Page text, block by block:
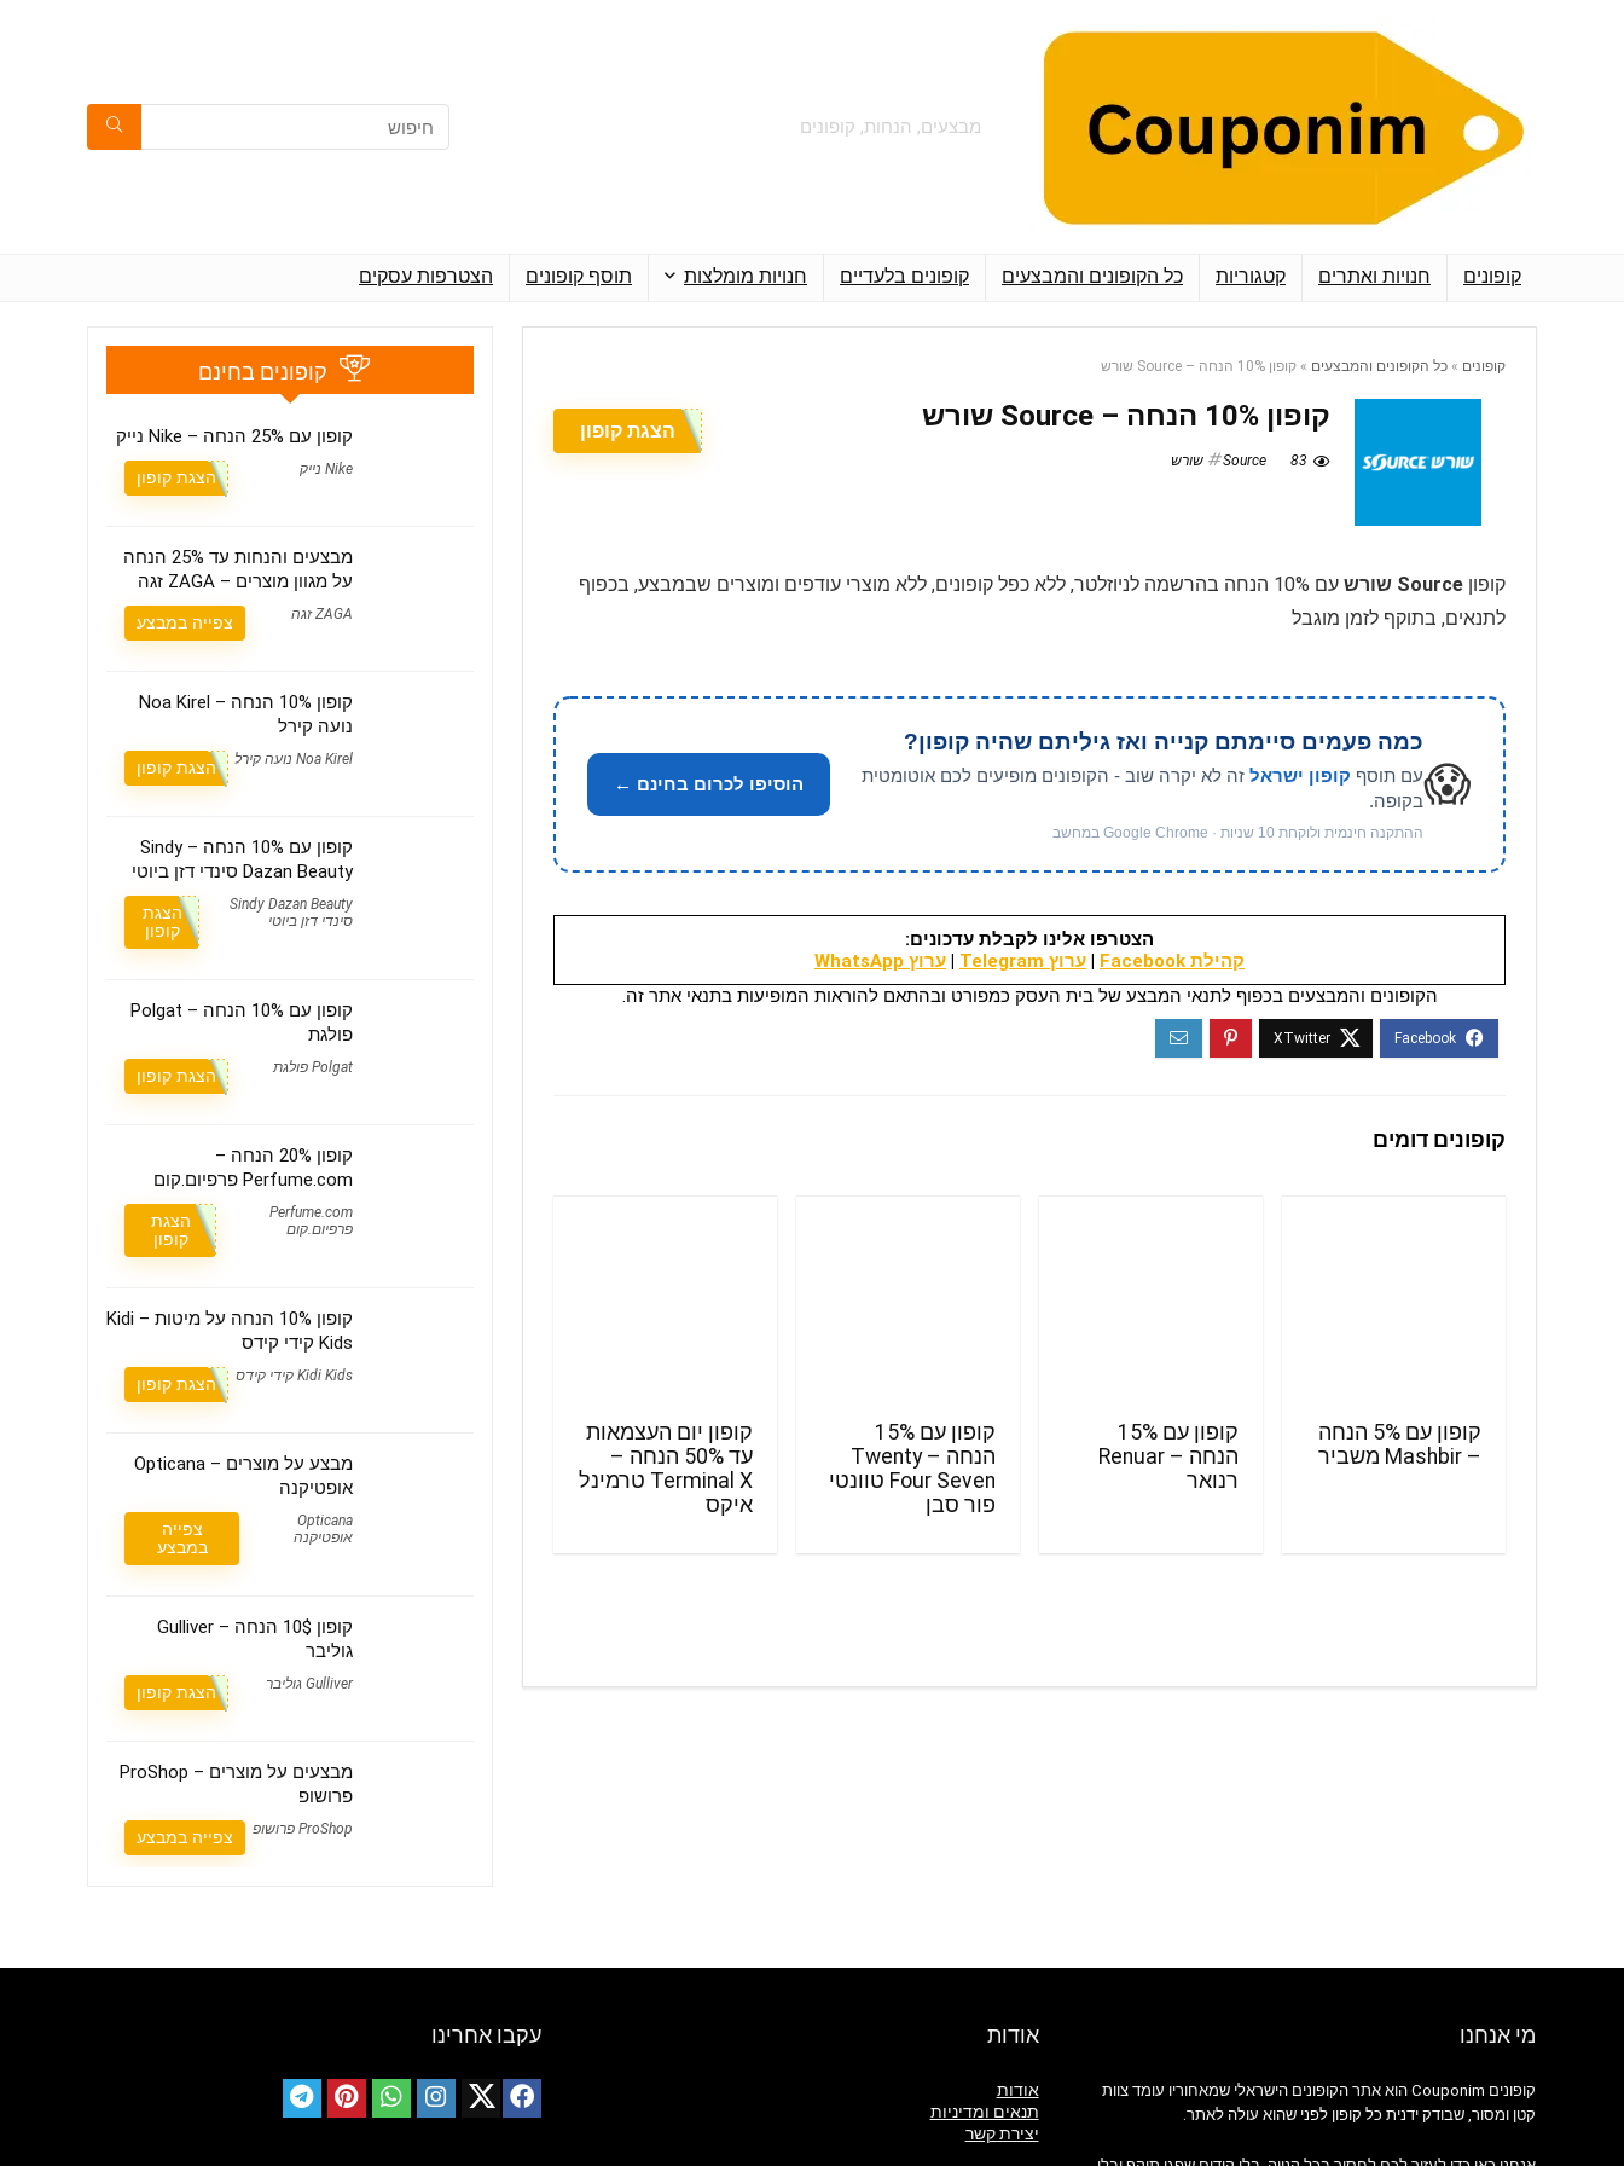
מבצעים, הנחות, קופונים
קופונים חנויות ואתרים קטגוריות כל הקופונים והמבצעים קופונים בלעדיים חנויות מומלצות תוסף קופונים הצטרפות עסקים
קופונים » כל הקופונים והמבצעים » קופון 10% הנחה – Source שורש
קופון 10% הנחה – Source שורש
83 Source שורש
הצגת קופון
קופון Source שורש
עם 10% הנחה בהרשמה לניוזלטר, ללא כפל קופונים, ללא מוצרי עודפים ומוצרים שבמבצע, בכפוף
לתנאים, בתוקף לזמן מוגבל
😱
כמה פעמים סיימתם קנייה ואז גיליתם שהיה קופון?
עם תוסף קופון ישראל זה לא יקרה שוב - הקופונים מופיעים לכם אוטומטית
בקופה.
ההתקנה חינמית ולוקחת 10 שניות · Google Chrome במחשב
הוסיפו לכרום בחינם ←
הצטרפו אלינו לקבלת עדכונים:
קהילת Facebook
| ערוץ Telegram | ערוץ WhatsApp
הקופונים והמבצעים בכפוף לתנאי המבצע של בית העסק כמפורט ובהתאם להוראות המופיעות בתנאי אתר זה.
קופונים דומים
קופון עם 5% הנחה
– Mashbir משביר
קופון עם 15%
הנחה – Renuar
רנואר
קופון עם 15%
הנחה – Twenty
Four Seven טוונטי
פור סבן
קופון יום העצמאות
עד 50% הנחה –
Terminal X טרמינל
איקס
קופונים בחינם
קופון עם 25% הנחה – Nike נייק
Nike נייק הצגת קופון
מבצעים והנחות עד 25% הנחה
על מגוון מוצרים – ZAGA זגה
ZAGA זגה צפייה במבצע
קופון 10% הנחה – Noa Kirel
נועה קירל
Noa Kirel נועה קירל הצגת קופון
קופון עם 10% הנחה – Sindy
Dazan Beauty סינדי דזן ביוטי
Sindy Dazan Beauty
סינדי דזן ביוטי
הצגת
קופון
קופון עם 10% הנחה – Polgat
פולגת
Polgat פולגת הצגת קופון
קופון 20% הנחה –
Perfume.com פרפיום.קום
Perfume.com
פרפיום.קום
הצגת
קופון
קופון 10% הנחה על מיטות – Kidi
Kids קידי קידס
Kidi Kids קידי קידס הצגת קופון
מבצע על מוצרים – Opticana
אופטיקנה
Opticana
אופטיקנה
צפייה
במבצע
קופון 10$ הנחה – Gulliver
גוליבר
Gulliver גוליבר הצגת קופון
מבצעים על מוצרים – ProShop
פרושופ
ProShop פרושופ צפייה במבצע
מי אנחנו
קופונים Couponim הוא אתר הקופונים הישראלי שמאחוריו עומד צוות
קטן ומסור, שבודק ידנית כל קופון לפני שהוא עולה לאתר.
אודות
אודות
תנאים ומדיניות
יצירת קשר
עקבו אחרינו